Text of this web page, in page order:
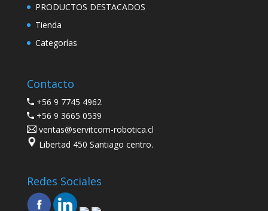
PRODUCTOS DESTACADOS
Tienda
Categorías
Contacto
+56 9 7745 4962
+56 9 3665 0539
ventas@servitcom-robotica.cl
Libertad 450 Santiago centro.
Redes Sociales